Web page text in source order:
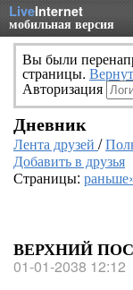
LiveInternet
мобильная версия
Вы были
страницы.
Авторизация
Дневник
Лента друзей /
Добавить в друзья
Страницы:
ВЕРХНИЙ
01-01-2038 12:12